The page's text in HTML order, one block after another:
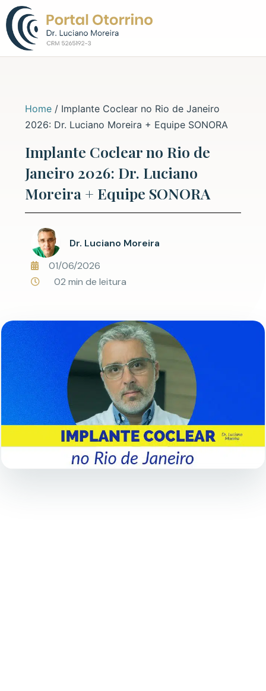
Home / Implante Coclear no Rio de Janeiro
2026: Dr. Luciano Moreira + Equipe SONORA
Implante Coclear no Rio de
Janeiro 2026: Dr. Luciano
Moreira + Equipe SONORA
Dr. Luciano Moreira
01/06/2026
02 min de leitura